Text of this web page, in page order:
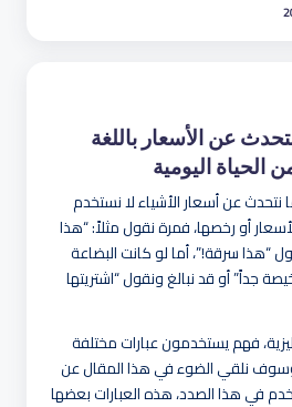
عن الأسعار باللغة
الحياة اليومية
نتحدث عن أسعار الأشياء لا نستخدم
أو رخصها، فمرة نقول مثلاً: “هذا
“هذا سرقة!”، أما لو كانت البضاعة
جداً” أو قد نبالغ ونقول “اشتريتها
فهم يستخدمون عبارات مختلفة
وسوف نلقي الضوء في هذا المقال عن
في هذا الصدد، هذه العبارات بعضها